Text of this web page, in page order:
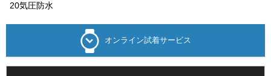
20気圧防水
オンライン試着サービス